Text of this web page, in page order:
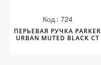
Код.: 724
ПЕРЬЕВАЯ РУЧКА PARKER
URBAN MUTED BLACK CT